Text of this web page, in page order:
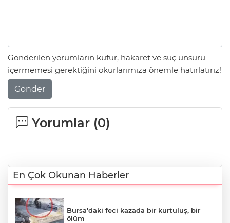
Gönderilen yorumların küfür, hakaret ve suç unsuru
içermemesi gerektiğini okurlarımıza önemle hatırlatırız!
Gönder
Yorumlar (0)
En Çok Okunan Haberler
Bursa'daki feci kazada bir kurtuluş, bir
ölüm